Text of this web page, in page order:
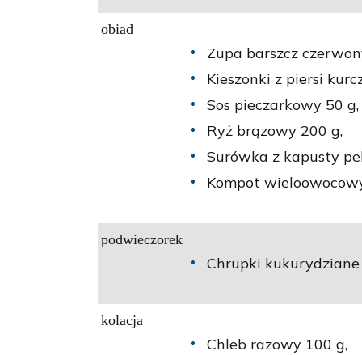
obiad
Zupa barszcz
Kieszonki z piersi
Sos pieczarkowy 50 g,
Ryż brązowy 200 g,
Surówka z kapusty
Kompot
podwieczorek
Chrupki kukurydziane
kolacja
Chleb razowy 100 g,